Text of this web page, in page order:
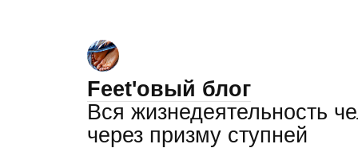
Feet'овый блог
Вся жизнедеятельность
через призму ступней